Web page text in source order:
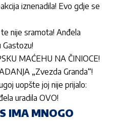
iznenadila! Evo gdje se
nije sramota! Anđela
Gastozu!
MAĆEHU NA ČINIOCE!
„Zvezda Granda“!
uopšte joj nije prijalo:
uradila OVO!
IMA MNOGO